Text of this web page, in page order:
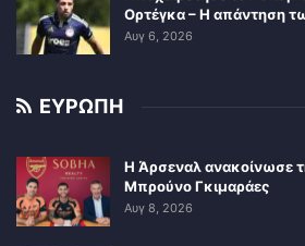
Ορτέγκα – Η απάντηση
Αυγ 6, 2026
ΕΥΡΩΠΗ
Η Άρσεναλ ανακοίνωσε
Μπρούνο Γκιμαράες
Αυγ 8, 2026